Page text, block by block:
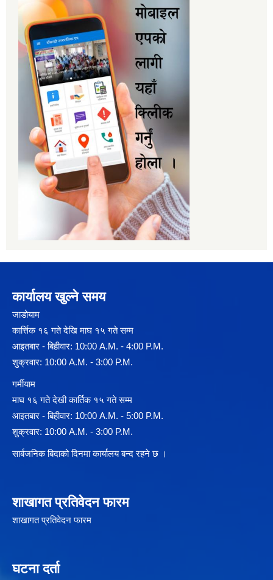
कार्यालय खुल्ने समय
जाडोयाम
कार्त्तिक १६ गते देखि माघ १५ गते सम्म
आइतबार - बिहीवार: 10:00 A.M. - 4:00 P.M.
शुक्रवार: 10:00 A.M. - 3:00 P.M.
गर्मीयाम
माघ १६ गते देखी कार्तिक १५ गते सम्म
आइतबार - बिहीवार: 10:00 A.M. - 5:00 P.M.
शुक्रवार: 10:00 A.M. - 3:00 P.M.
सार्बजनिक बिदाको दिनमा कार्यालय बन्द रहने छ ।
शाखागत प्रतिवेदन फारम
शाखागत प्रतिवेदन फारम
घटना दर्ता